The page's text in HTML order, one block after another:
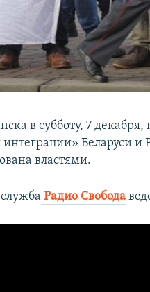
в субботу, 7 декабря,
интеграции» Беларуси
властями.
Радио Свобода